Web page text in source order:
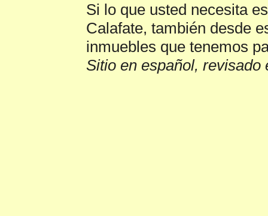
Si lo que usted necesita
Calafate, también desde
inmuebles que tenemos
Sitio en español, revisado